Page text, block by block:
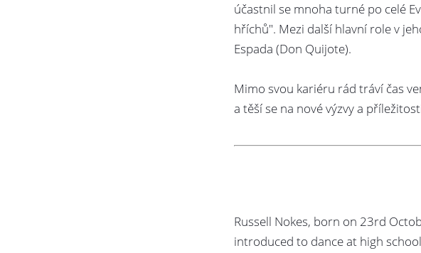
účastnil se mnoha turné po celé
hříchů". Mezi další hlavní role v
Espada (Don Quijote).
Mimo svou kariéru rád tráví čas
a těší se na nové výzvy a
Russell Nokes, born on 23rd
introduced to dance at high